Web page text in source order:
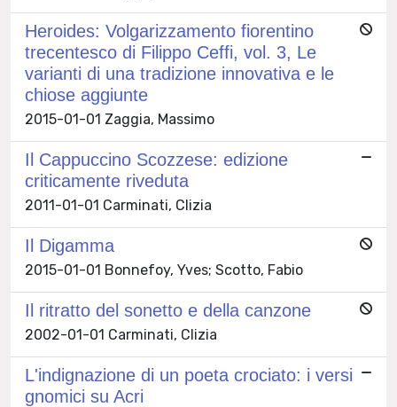
Heroides: Volgarizzamento fiorentino
trecentesco di Filippo Ceffi, vol. 3, Le
varianti di una tradizione innovativa e le
chiose aggiunte
2015-01-01 Zaggia, Massimo
Il Cappuccino Scozzese: edizione
criticamente riveduta
2011-01-01 Carminati, Clizia
Il Digamma
2015-01-01 Bonnefoy, Yves; Scotto, Fabio
Il ritratto del sonetto e della canzone
2002-01-01 Carminati, Clizia
L'indignazione di un poeta crociato: i versi
gnomici su Acri